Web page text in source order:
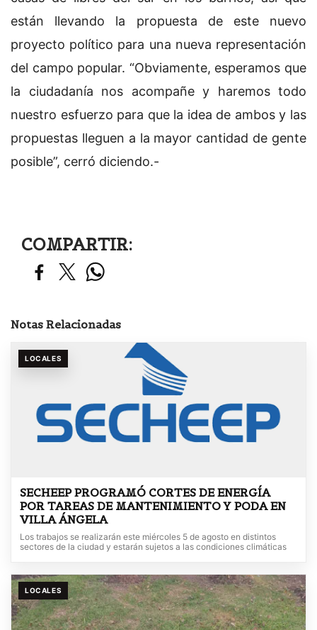
están llevando la propuesta de este nuevo
proyecto político para una nueva representación
del campo popular. “Obviamente, esperamos que
la ciudadanía nos acompañe y haremos todo
nuestro esfuerzo para que la idea de ambos y las
propuestas lleguen a la mayor cantidad de gente
posible”, cerró diciendo.-
COMPARTIR:
Notas Relacionadas
LOCALES
SECHEEP PROGRAMÓ CORTES DE ENERGÍA
POR TAREAS DE MANTENIMIENTO Y PODA EN
VILLA ÁNGELA
Los trabajos se realizarán este miércoles 5 de agosto en distintos
sectores de la ciudad y estarán sujetos a las condiciones climáticas
LOCALES